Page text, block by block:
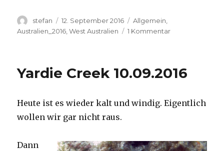
Autor
stefan
Veröffentlicht
am
12. September 2016 Kategorien
Allgemein
Australien_2016 ,West Australien 1 Kommentarzu
Yardie Creek 10.09.2016
Heute ist es wieder kalt und windig. Eigentlich
wollen wir gar nicht raus.
Dann